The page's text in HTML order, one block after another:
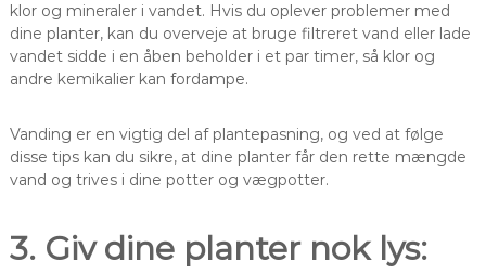
klor og mineraler i vandet. Hvis du oplever problemer med
dine planter, kan du overveje at bruge filtreret vand eller lade
vandet sidde i en åben beholder i et par timer, så klor og
andre kemikalier kan fordampe.
Vanding er en vigtig del af plantepasning, og ved at følge
disse tips kan du sikre, at dine planter får den rette mængde
vand og trives i dine potter og vægpotter.
3. Giv dine planter nok lys: